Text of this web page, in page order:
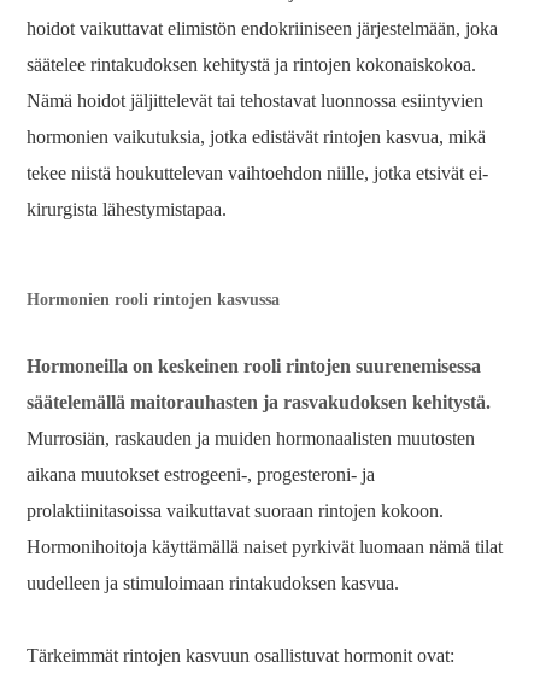
hoidot vaikuttavat elimistön endokriiniseen järjestelmään, joka
säätelee rintakudoksen kehitystä ja rintojen kokonaiskokoa.
Nämä hoidot jäljittelevät tai tehostavat luonnossa esiintyvien
hormonien vaikutuksia, jotka edistävät rintojen kasvua, mikä
tekee niistä houkuttelevan vaihtoehdon niille, jotka etsivät ei-
kirurgista lähestymistapaa.
Hormonien rooli rintojen kasvussa
Hormoneilla on keskeinen rooli rintojen suurenemisessa
säätelemällä maitorauhasten ja rasvakudoksen kehitystä.
Murrosiän, raskauden ja muiden hormonaalisten muutosten
aikana muutokset estrogeeni-, progesteroni- ja
prolaktiinitasoissa vaikuttavat suoraan rintojen kokoon.
Hormonihoitoja käyttämällä naiset pyrkivät luomaan nämä tilat
uudelleen ja stimuloimaan rintakudoksen kasvua.
Tärkeimmät rintojen kasvuun osallistuvat hormonit ovat: